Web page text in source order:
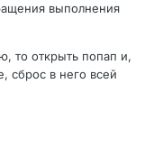
выполнения
то открыть попап и,
сброс в него всей